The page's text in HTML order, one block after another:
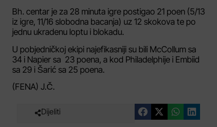
Bh. centar je za 28 minuta igre postigao 21 poen (5/13
iz igre, 11/16 slobodna bacanja) uz 12 skokova te po
jednu ukradenu loptu i blokadu.
U pobjedničkoj ekipi najefikasniji su bili McCollum sa
34 i Napier sa 23 poena, a kod Philadelphije i Embiid
sa 29 i Šarić sa 25 poena.
(FENA) J.Č.
Dijeliti